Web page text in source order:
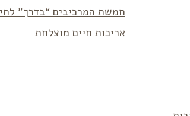
חמשת המרכיבים “בדרך”
אריכות חיים מוצלחת